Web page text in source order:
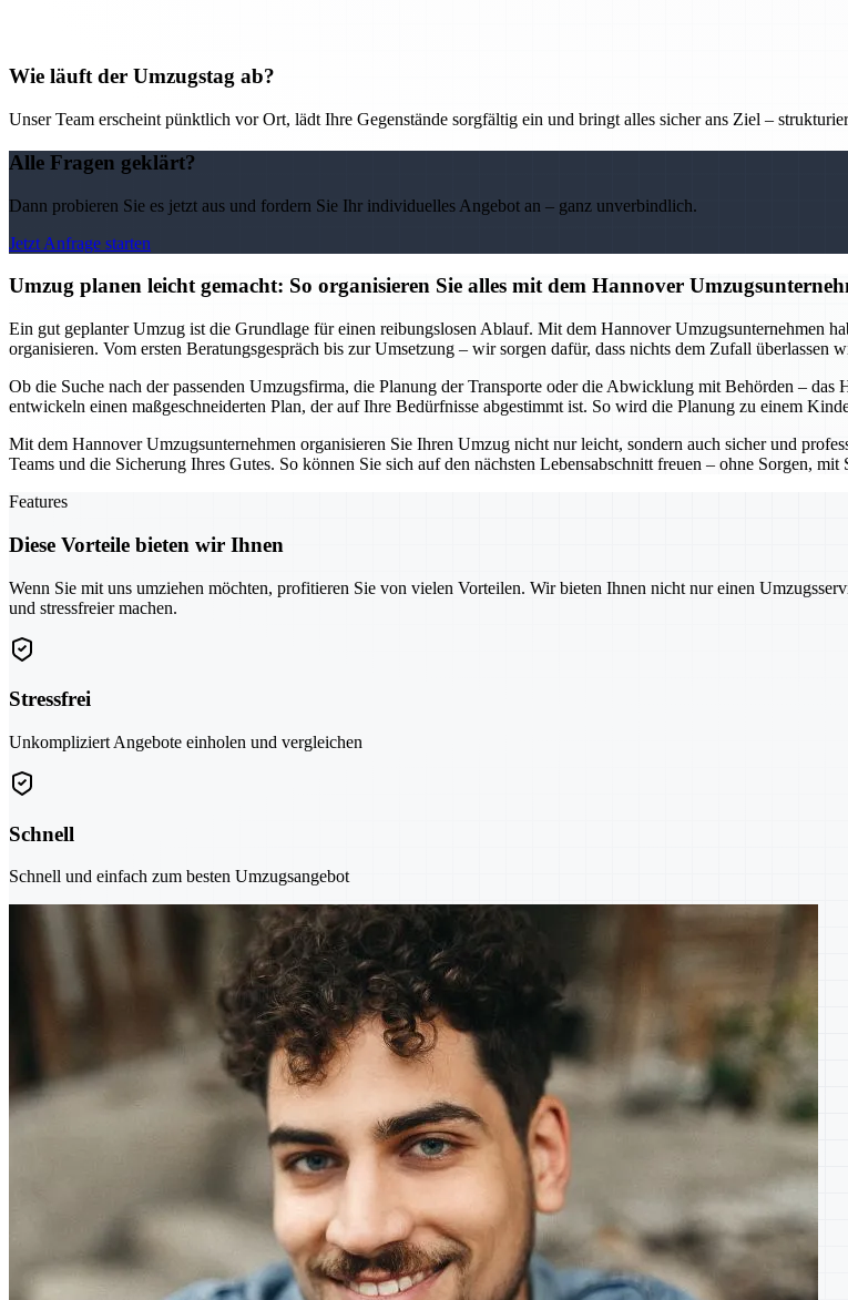
Wie läuft der Umzugstag ab?
Unser Team erscheint pünktlich vor Ort, lädt Ihre Gegenstände sorgfältig ein und bringt alles sicher ans Ziel –
Alle Fragen geklärt?
Dann probieren Sie es jetzt aus und fordern Sie Ihr individuelles Angebot an – ganz unverbindlich.
Jetzt Anfrage starten
Umzug planen leicht gemacht: So organisieren Sie alles mit dem Hannover
Ein gut geplanter Umzug ist die Grundlage für einen reibungslosen Ablauf. Mit dem Hannover Umzugsunternehmen
organisieren. Vom ersten Beratungsgespräch bis zur Umsetzung – wir sorgen dafür, dass nichts dem Zufall überlassen
Ob die Suche nach der passenden Umzugsfirma, die Planung der Transporte oder die Abwicklung mit Behörden –
entwickeln einen maßgeschneiderten Plan, der auf Ihre Bedürfnisse abgestimmt ist. So wird die Planung zu einem
Mit dem Hannover Umzugsunternehmen organisieren Sie Ihren Umzug nicht nur leicht, sondern auch sicher und
Teams und die Sicherung Ihres Gutes. So können Sie sich auf den nächsten Lebensabschnitt freuen – ohne Sorgen,
Features
Diese Vorteile bieten wir Ihnen
Wenn Sie mit uns umziehen möchten, profitieren Sie von vielen Vorteilen. Wir bieten Ihnen nicht nur einen
und stressfreier machen.
Stressfrei
Unkompliziert Angebote einholen und vergleichen
Schnell
Schnell und einfach zum besten Umzugsangebot